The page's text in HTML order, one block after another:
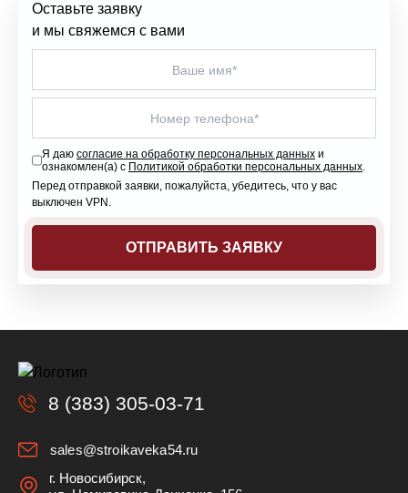
Оставьте заявку
и мы свяжемся с вами
Я даю согласие на обработку персональных данныхи
ознакомлен(а) с Политикой обработки персональных данных.
Перед отправкой заявки, пожалуйста, убедитесь, что у вас
выключен VPN.
8 (383) 305-03-71
sales@stroikaveka54.ru
г. Новосибирск,